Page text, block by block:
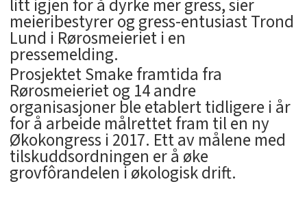
litt igjen for å dyrke mer gress, sier
meieribestyrer og gress-entusiast Trond
Lund i Rørosmeieriet i en
pressemelding.
Prosjektet Smake framtida fra
Rørosmeieriet og 14 andre
organisasjoner ble etablert tidligere i år
for å arbeide målrettet fram til en ny
Økokongress i 2017. Ett av målene med
tilskuddsordningen er å øke
grovfôrandelen i økologisk drift.